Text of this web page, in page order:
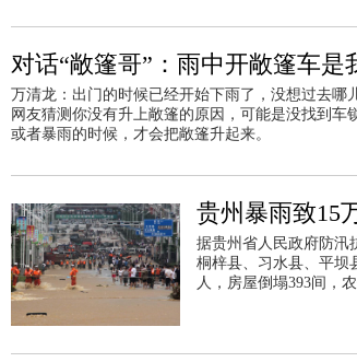
对话“敞篷哥”：雨中开敞篷车是
万清龙：出门的时候已经开始下雨了，没想过去哪
网友猜测你没有升上敞篷的原因，可能是没找到
或者暴雨的时候，才会把敞篷升起来。
贵州暴雨致15
据贵州省人民政府防汛
桐梓县、习水县、平坝
人，房屋倒塌393间，